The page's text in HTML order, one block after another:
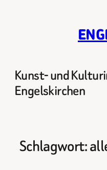
Kunst- und
Engelskirchen
Schlagwort: